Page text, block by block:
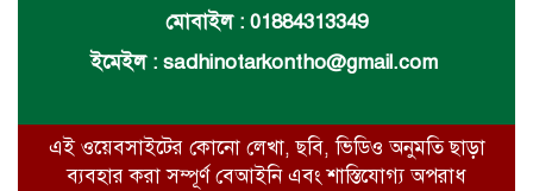
মোবাইল : 01884313349
ইমেইল : sadhinotarkontho@gmail.com
এই ওয়েবসাইটের কোনো লেখা, ছবি, ভিডিও অনুমতি ছাড়া
ব্যবহার করা সম্পূর্ণ বেআইনি এবং শাস্তিযোগ্য অপরাধ